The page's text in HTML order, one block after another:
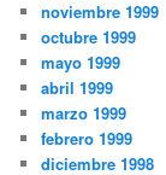
noviembre 1999
octubre 1999
mayo 1999
abril 1999
marzo 1999
febrero 1999
diciembre 1998